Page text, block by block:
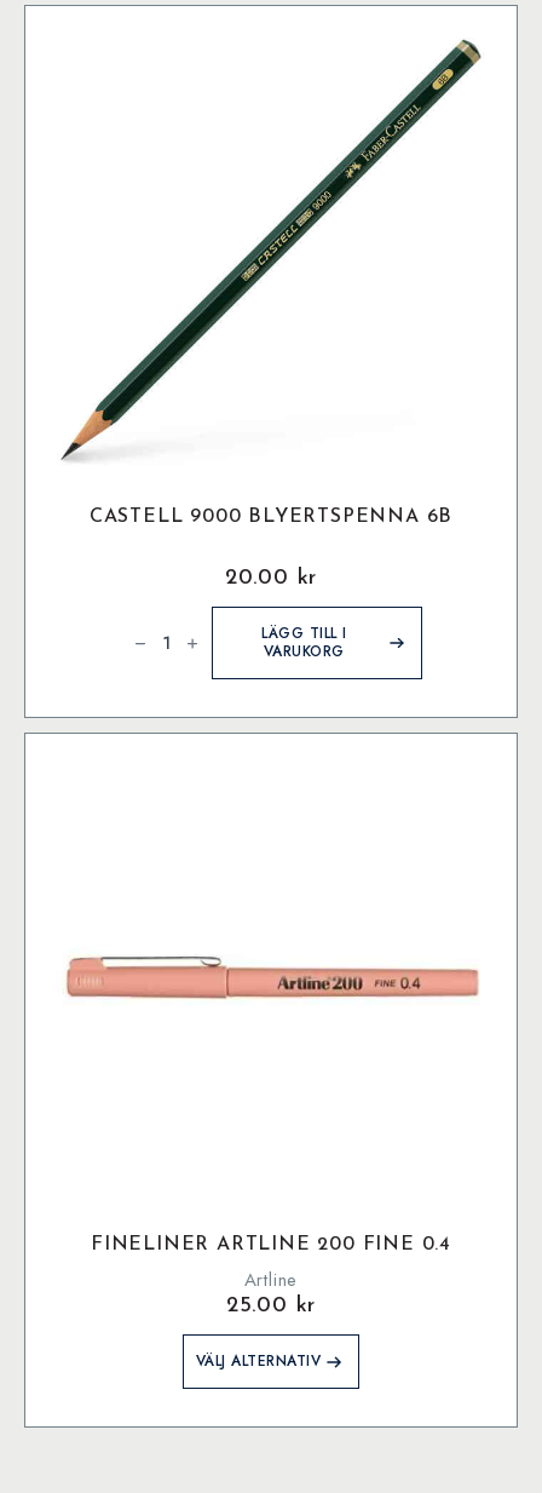
CASTELL 9000 BLYERTSPENNA 6B
20.00 kr
9000
Blyertspenna
LÄGG TILL I
VARUKORG
FINELINER ARTLINE 200 FINE 0.4
Artline
25.00 kr
VÄLJ ALTERNATIV
Den
här
har